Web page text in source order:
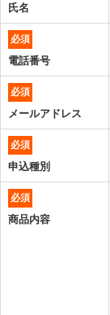
氏名
必須
電話番号
必須
メールアドレス
必須
申込種別
必須
商品内容